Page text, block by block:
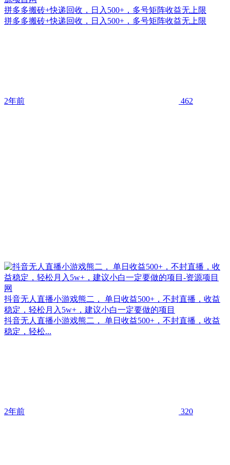
拼多多搬砖+快递回收，日入500+，多号矩阵收益无上限
拼多多搬砖+快递回收，日入500+，多号矩阵收益无上限
2年前 462
抖音无人直播小游戏熊二， 单日收益500+，不封直播，收益
稳定，轻松月入5w+，建议小白一定要做的项目
抖音无人直播小游戏熊二， 单日收益500+，不封直播，收益
稳定，轻松...
2年前 320